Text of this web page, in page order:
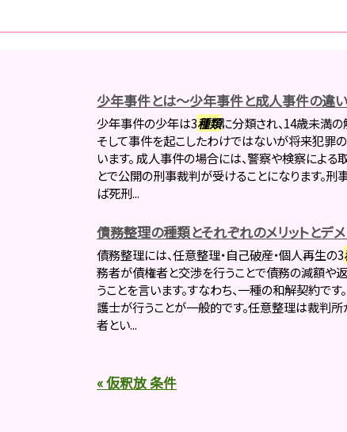
少年事件とは～少年事件と成人事件の違
少年事件の少年は3種類に分類され、14歳未満
そして事件を起こしたわけではないが将来犯罪
います。 成人事件の場合には、警察や検察によ
とで公開の刑事裁判が受けることになります。刑
ば死刑...
債務整理の種類とそれぞれのメリットとデメ
債務整理には、任意整理・自己破産・個人再生の3
務者が債権者と交渉を行うことで債務の減額や
うことを言います。すなわち、一種の和解契約で
護士が行うことが一般的です。任意整理は裁判所
者とい...
« 仮釈放 条件